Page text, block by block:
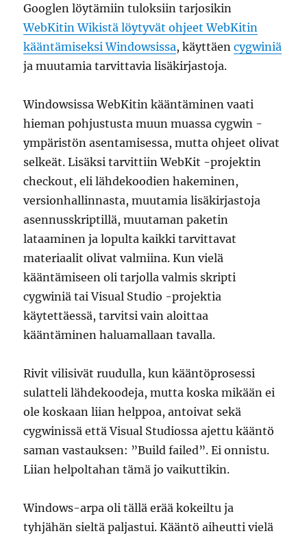
Googlen löytämiin tuloksiin tarjosikin
WebKitin Wikistä löytyvät ohjeet WebKitin
kääntämiseksi Windowsissa, käyttäencygwiniä
ja muutamia tarvittavia lisäkirjastoja.
Windowsissa WebKitin kääntäminen vaati
hieman pohjustusta muun muassa cygwin -
ympäristön asentamisessa, mutta ohjeet olivat
selkeät. Lisäksi tarvittiin WebKit -projektin
checkout, eli lähdekoodien hakeminen,
versionhallinnasta, muutamia lisäkirjastoja
asennusskriptillä, muutaman paketin
lataaminen ja lopulta kaikki tarvittavat
materiaalit olivat valmiina. Kun vielä
kääntämiseen oli tarjolla valmis skripti
cygwiniä tai Visual Studio -projektia
käytettäessä, tarvitsi vain aloittaa
kääntäminen haluamallaan tavalla.
Rivit vilisivät ruudulla, kun kääntöprosessi
sulatteli lähdekoodeja, mutta koska mikään ei
ole koskaan liian helppoa, antoivat sekä
cygwinissä että Visual Studiossa ajettu kääntö
saman vastauksen: ”Build failed”. Ei onnistu.
Liian helpoltahan tämä jo vaikuttikin.
Windows-arpa oli tällä erää kokeiltu ja
tyhjähän sieltä paljastui. Kääntö aiheutti vielä